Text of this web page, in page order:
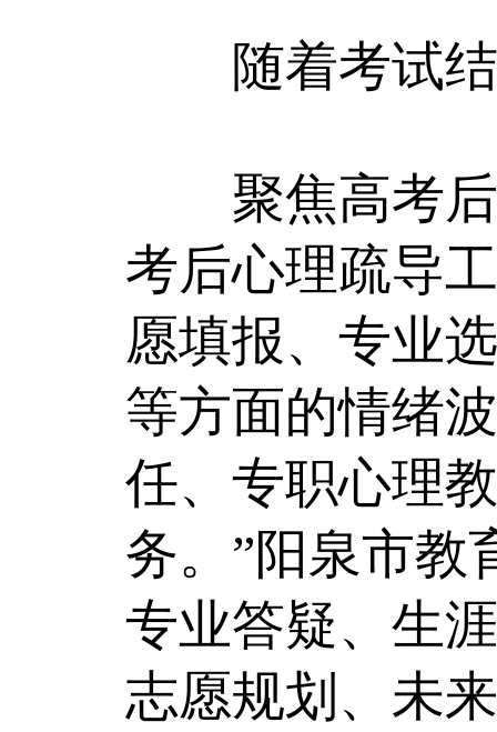
随着考试结
聚焦高考后
考后心理疏导
愿填报、专业
等方面的情绪
任、专职心理
务。”阳泉市教
专业答疑、生
志愿规划、未